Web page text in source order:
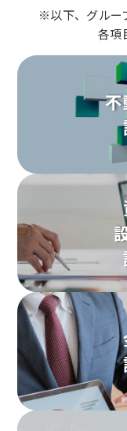
※以下、グルー
各項